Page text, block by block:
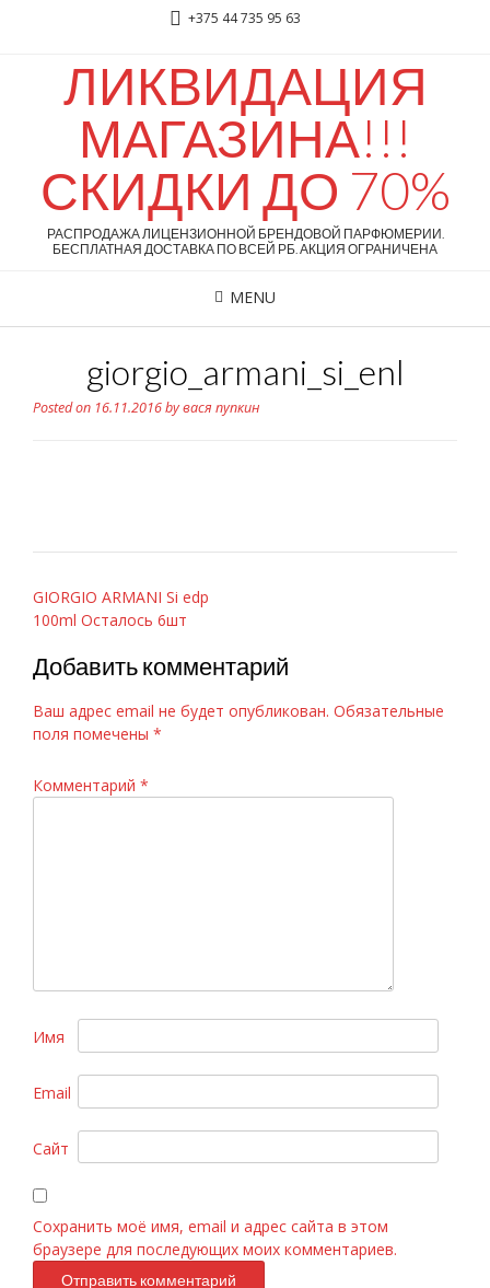
+375 44 735 95 63
ЛИКВИДАЦИЯ
МАГАЗИНА!!!
СКИДКИ ДО 70%
РАСПРОДАЖА ЛИЦЕНЗИОННОЙ БРЕНДОВОЙ ПАРФЮМЕРИИ.
БЕСПЛАТНАЯ ДОСТАВКА ПО ВСЕЙ РБ. АКЦИЯ ОГРАНИЧЕНА
MENU
giorgio_armani_si_enl
Posted on 16.11.2016byвася пупкин
Навигация
по
записям
GIORGIO ARMANI Si edp
100ml Осталось 6шт
Добавить комментарий
Ваш адрес email не будет опубликован. Обязательные
поля помечены *
Комментарий *
Имя
Email
Сайт
Сохранить моё имя, email и адрес сайта в этом
браузере для последующих моих комментариев.
Armand Basi «In Red» 100ml